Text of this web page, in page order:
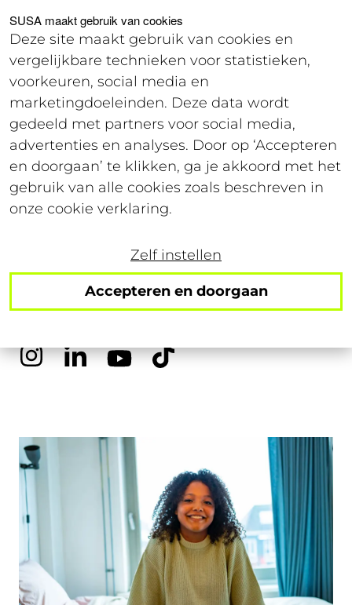
SUSA maakt gebruik van cookies
Deze site maakt gebruik van cookies en
vergelijkbare technieken voor statistieken,
voorkeuren, social media en
marketingdoeleinden. Deze data wordt
gedeeld met partners voor social media,
advertenties en analyses. Door op ‘Accepteren
en doorgaan’ te klikken, ga je akkoord met het
gebruik van alle cookies zoals beschreven in
onze cookie verklaring.
Zelf instellen
Accepteren en doorgaan
Voor studenten Voor werkgevers
Login
Creatieve manieren om
6 juli 2017
Leestijd: 3 minuten